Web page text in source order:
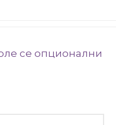
се опционални